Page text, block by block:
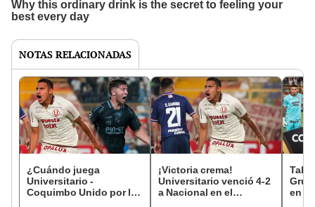
NOTAS RELACIONADAS
¿Cuándo juega
Universitario -
Coquimbo Unido por la
¡Victoria crema!
Universitario venció 4-2
a Nacional en el
en